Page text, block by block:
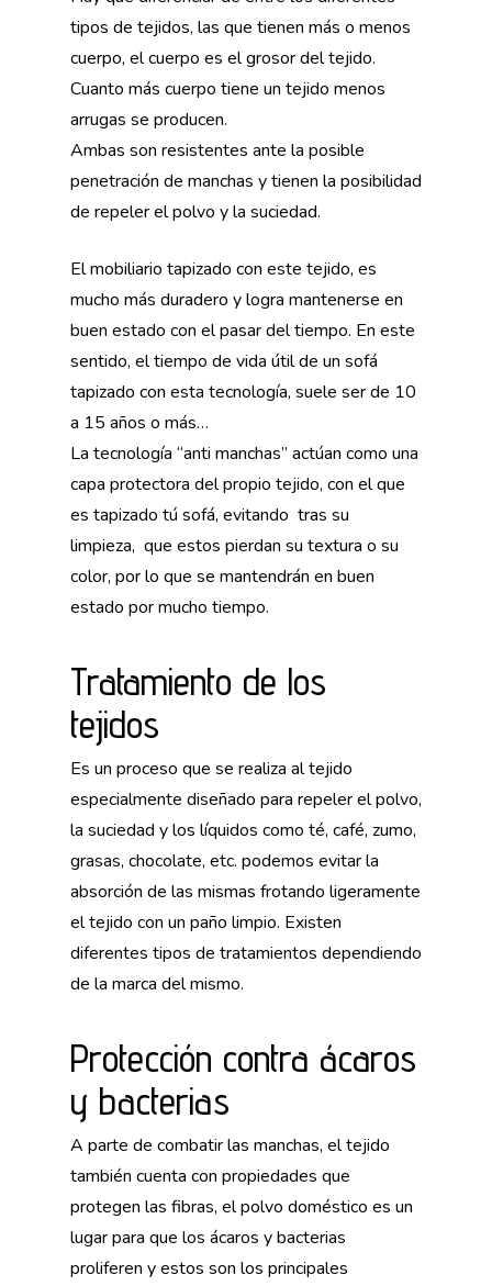
tipos de tejidos, las que tienen más o menos
cuerpo, el cuerpo es el grosor del tejido.
Cuanto más cuerpo tiene un tejido menos
arrugas se producen.
Ambas son resistentes ante la posible
penetración de manchas y tienen la posibilidad
de repeler el polvo y la suciedad.
El mobiliario tapizado con este tejido, es
mucho más duradero y logra mantenerse en
buen estado con el pasar del tiempo. En este
sentido, el tiempo de vida útil de un sofá
tapizado con esta tecnología, suele ser de 10
a 15 años o más…
La tecnología “anti manchas” actúan como una
capa protectora del propio tejido, con el que
es tapizado tú sofá, evitando tras su
limpieza, que estos pierdan su textura o su
color, por lo que se mantendrán en buen
estado por mucho tiempo.
Tratamiento de los
tejidos
Es un proceso que se realiza al tejido
especialmente diseñado para repeler el polvo,
la suciedad y los líquidos como té, café, zumo,
grasas, chocolate, etc. podemos evitar la
absorción de las mismas frotando ligeramente
el tejido con un paño limpio. Existen
diferentes tipos de tratamientos dependiendo
de la marca del mismo.
Protección contra ácaros
y bacterias
A parte de combatir las manchas, el tejido
también cuenta con propiedades que
protegen las fibras, el polvo doméstico es un
lugar para que los ácaros y bacterias
proliferen y estos son los principales